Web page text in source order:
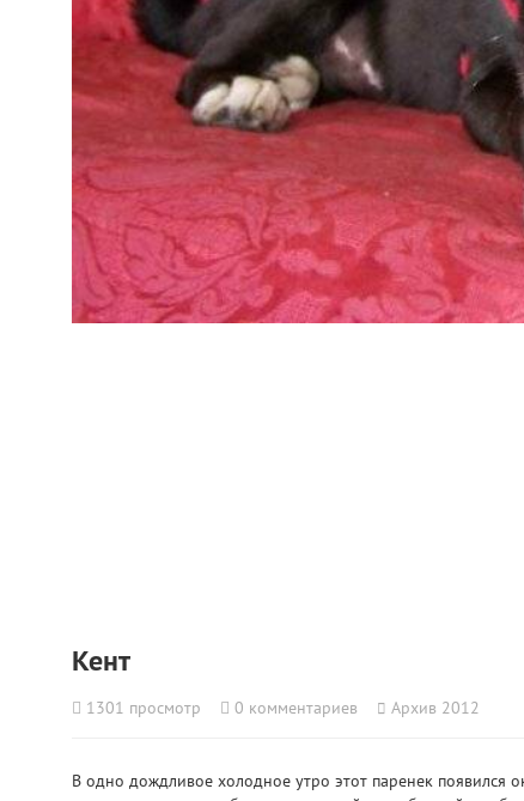
Кент
1301 просмотр 0 комментариев Архив 2012
В одно дождливое холодное утро этот паренек